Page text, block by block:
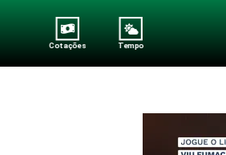
Cotações Tempo